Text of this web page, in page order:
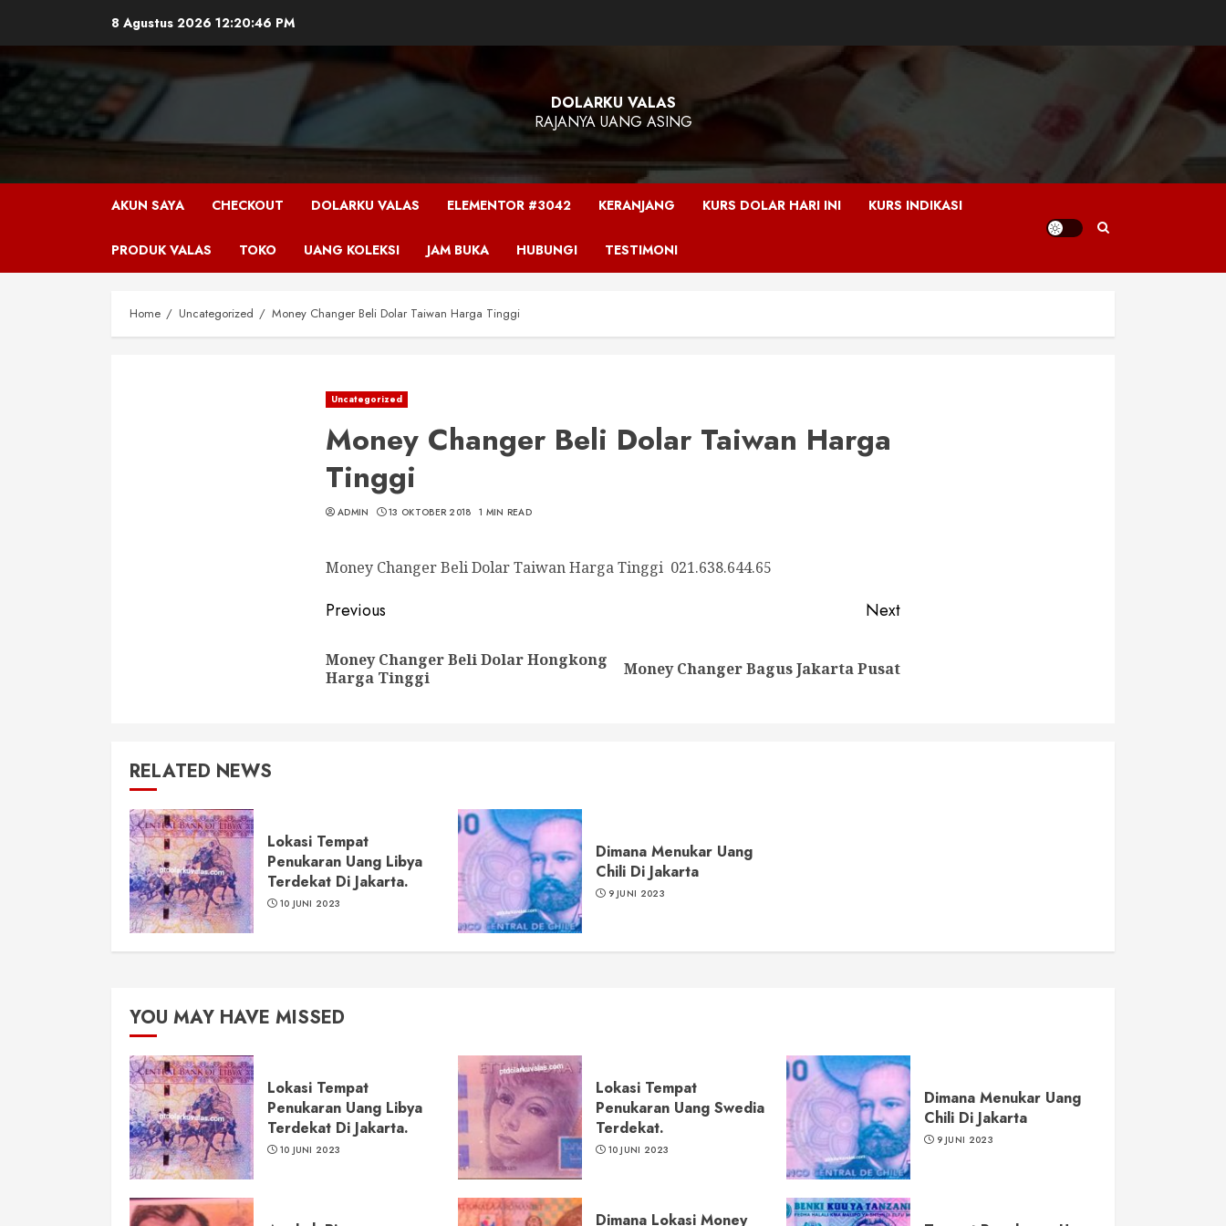
8 Agustus 2026 12:20:46 PM
DOLARKU VALAS
RAJANYA UANG ASING
AKUN SAYA CHECKOUT DOLARKU VALAS ELEMENTOR #3042 KERANJANG KURS DOLAR HARI INI KURS INDIKASI
PRODUK VALAS TOKO UANG KOLEKSI JAM BUKA HUBUNGI TESTIMONI
Home Uncategorized Money Changer Beli Dolar Taiwan Harga Tinggi
Uncategorized
Money Changer Beli Dolar Taiwan Harga
Tinggi
ADMIN 13 OKTOBER 2018 1 MIN READ
Money Changer Beli Dolar Taiwan Harga Tinggi 021.638.644.65
Continue
Reading
Previous
Previous
Money Changer Beli Dolar Hongkong
Harga Tinggi
Next
Next
Money Changer Bagus Jakarta Pusat
RELATED NEWS
Lokasi Tempat
Penukaran Uang Libya
Terdekat Di Jakarta.
10 JUNI 2023
Dimana Menukar Uang
Chili Di Jakarta
9 JUNI 2023
YOU MAY HAVE MISSED
Lokasi Tempat
Penukaran Uang Libya
Terdekat Di Jakarta.
10 JUNI 2023
Lokasi Tempat
Penukaran Uang Swedia
Terdekat.
10 JUNI 2023
Dimana Menukar Uang
Chili Di Jakarta
9 JUNI 2023
Dimana Lokasi Money